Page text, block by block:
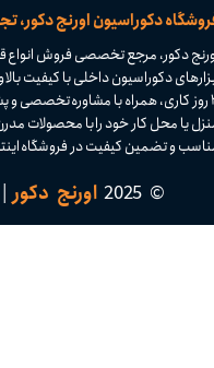
دکوراسیون اورنج
دکور، مرجع تخصصی فروش انواع
۴ روز کاری، همراه با مشاوره تخصصی
یا محل کار خود را با محصولات
و تضمین کیفیت در فروشگاه
© 2025 اورنج دکور|